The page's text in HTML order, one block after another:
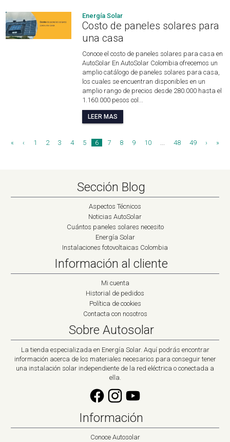
Energía Solar
Costo de paneles solares para
una casa
Conoce el costo de paneles solares para casa en
AutoSolar En AutoSolar Colombia ofrecemos un
amplio catálogo de paneles solares para casa,
los cuales se encuentran disponibles en un
amplio rango de precios desde 280.000 hasta el
1.160.000 pesos col...
LEER MAS
« ‹ 1 2 3 4 5 6 7 8 9 10 ... 48 49 › »
Sección Blog
Aspectos Técnicos
Noticias AutoSolar
Cuántos paneles solares necesito
Energía Solar
Instalaciones fotovoltaicas Colombia
Información al cliente
Mi cuenta
Historial de pedidos
Política de cookies
Contacta con nosotros
Sobre Autosolar
La tienda especializada en Energía Solar. Aquí podrás encontrar
información acerca de los materiales necesarios para conseguir tener
una instalación solar independiente de la red eléctrica o conectada a
ella.
Información
Conoce Autosolar